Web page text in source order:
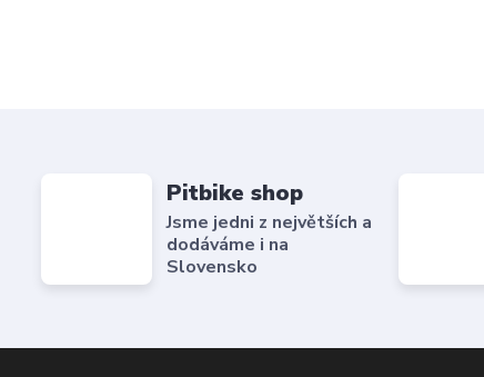
Pitbike shop
Jsme jedni z největších a
dodáváme i na
Slovensko